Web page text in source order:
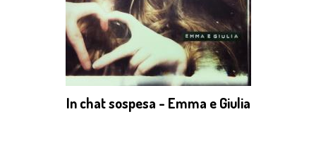
In chat sospesa - Emma e Giulia